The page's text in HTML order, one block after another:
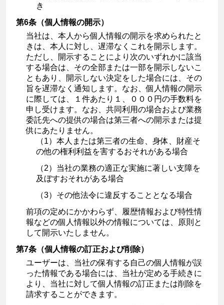
き
第6条（個人情報の開示）
当社は、本人から個人情報の開示を求められたと
きは、本人に対し、遅滞なくこれを開示します。
ただし、開示することにより次のいずれかに該当
する場合は、その全部または一部を開示しないこ
ともあり、開示しない決定をした場合には、その
旨を遅滞なく通知します。なお、個人情報の開示
に際しては、１件あたり１、０００円の手数料を
申し受けます。なお、共同利用の場合および業務
委託先への提供の場合は第三者への開示または提
供にあたりません。
（1）本人または第三者の生命、身体、財産そ
の他の権利利益を害するおそれがある場合
（2）当社の業務の適正な実施に著しい支障を
及ぼすおそれがある場合
（3）その他法令に違反することとなる場合
前項の定めにかかわらず、履歴情報および特性情
報などの個人情報以外の情報については、原則と
して開示いたしません。
第7条（個人情報の訂正および削除）
ユーザーは、当社の保有する自己の個人情報が誤
った情報である場合には、当社が定める手続きに
より、当社に対して個人情報の訂正または削除を
請求することができます。